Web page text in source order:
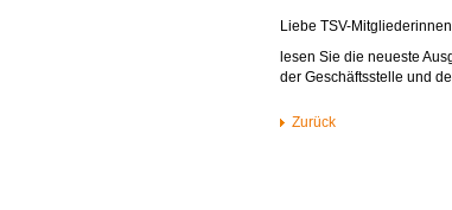
Liebe TSV-
lesen Sie die neueste
der Geschäftsstelle und
Zurück